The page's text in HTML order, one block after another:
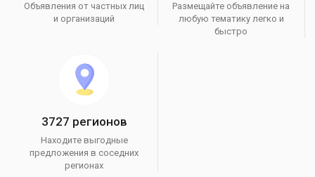
Объявления от частных лиц
и организаций
Размещайте объявление на
любую тематику легко и
быстро
3727 регионов
Находите выгодные
предложения в соседних
регионах